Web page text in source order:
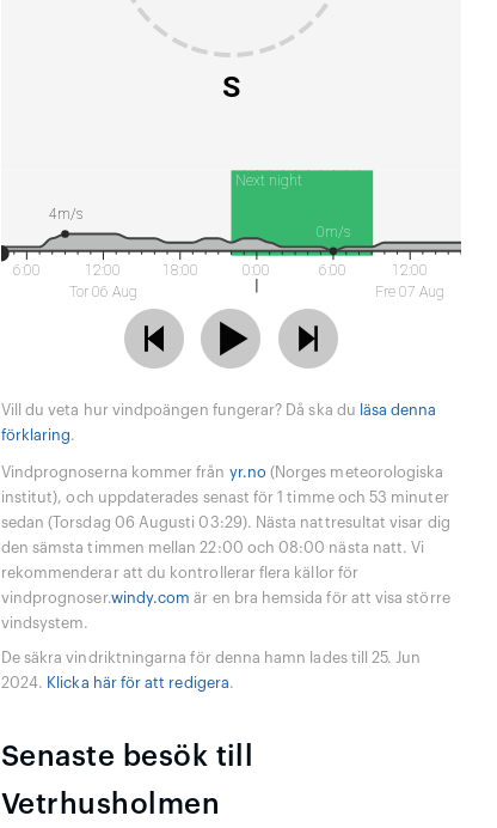
S
Next night
6:00
12:00
Tor 06 Aug
18:00 0:00 6:00
12:00
Fre 07 Aug
4m/s
0m/s
Vill du veta hur vindpoängen fungerar? Då ska du läsa denna
förklaring.
Vindprognoserna kommer från yr.no (Norges meteorologiska
institut), och uppdaterades senast för 1 timme och 53 minuter
sedan (Torsdag 06 Augusti 03:29). Nästa nattresultat visar dig
den sämsta timmen mellan 22:00 och 08:00 nästa natt. Vi
rekommenderar att du kontrollerar flera källor för
vindprognoser.windy.com är en bra hemsida för att visa större
vindsystem.
De säkra vindriktningarna för denna hamn lades till 25. Jun
2024. Klicka här för att redigera.
Senaste besök till
Vetrhusholmen